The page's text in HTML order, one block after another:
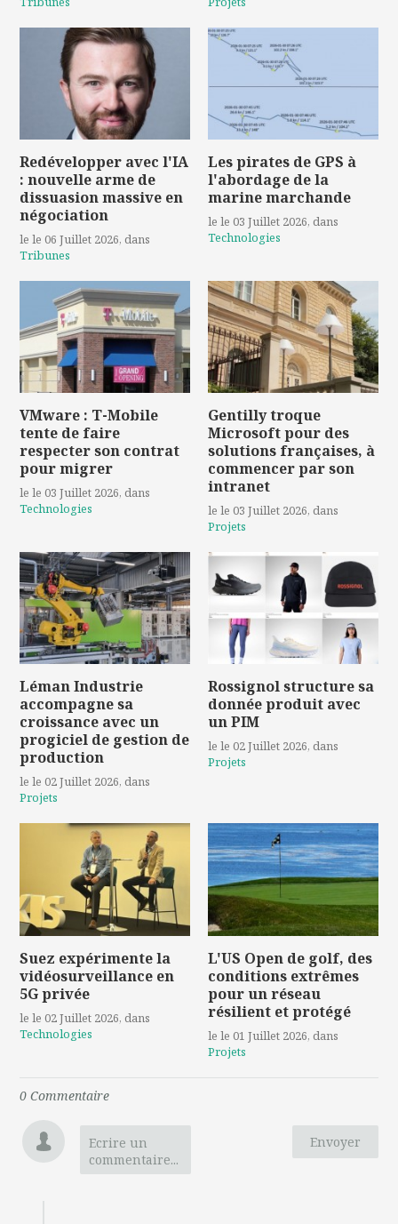
Redévelopper avec l'IA
: nouvelle arme de
dissuasion massive en
négociation
le le 06 Juillet 2026, dans
Tribunes
Les pirates de GPS à
l'abordage de la
marine marchande
le le 03 Juillet 2026, dans
Technologies
VMware : T-Mobile
tente de faire
respecter son contrat
pour migrer
le le 03 Juillet 2026, dans
Technologies
Gentilly troque
Microsoft pour des
solutions françaises, à
commencer par son
intranet
le le 03 Juillet 2026, dans
Projets
Léman Industrie
accompagne sa
croissance avec un
progiciel de gestion de
production
le le 02 Juillet 2026, dans
Projets
Rossignol structure sa
donnée produit avec
un PIM
le le 02 Juillet 2026, dans
Projets
Suez expérimente la
vidéosurveillance en
5G privée
le le 02 Juillet 2026, dans
Technologies
L'US Open de golf, des
conditions extrêmes
pour un réseau
résilient et protégé
le le 01 Juillet 2026, dans
Projets
0 Commentaire
Envoyer
Ecrire un
commentaire...